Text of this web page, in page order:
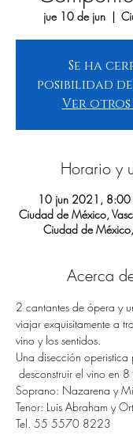
jue 10 de jun
  |
Se ha
posibilidad
Ver otros
Horario y
10 jun 2021, 8:00
Ciudad de México,
Ciudad de
Acerca
2 cantantes de ópera y
viajar exquisitamente a
vino y los sentidos.
Una disección operistica
desconstruir el vino en 8
Soprano: Nazarena y
Tenor: Luis Abraham y
Tel. 55 5570 8223